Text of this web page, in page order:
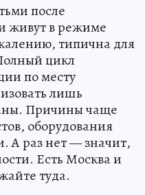
после
живут в режиме
типична для
цикл
по месту
лишь
Причины чаще
оборудования
А раз нет — значит,
Есть Москва и
туда.